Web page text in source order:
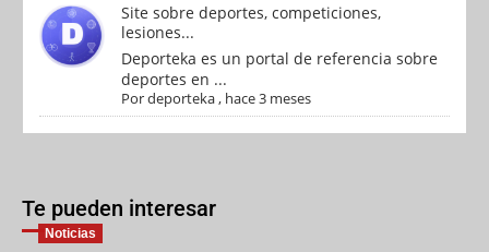
Site sobre deportes, competiciones,
lesiones...
Deporteka es un portal de referencia sobre
deportes en ...
Pordeporteka , hace 3 meses
Te pueden interesar
Noticias